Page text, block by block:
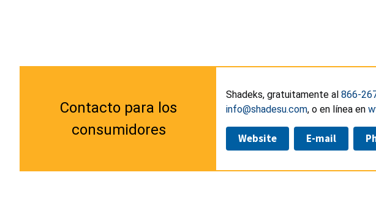
Contacto para los
consumidores
Shadeks, gratuitamente al 866-
info@shadesu.com, o en línea en
Website E-mail